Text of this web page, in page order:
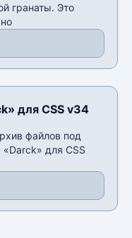
гранаты. Это
для CSS v34
файлов под
для CSS